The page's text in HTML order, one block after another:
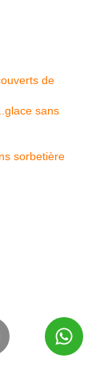
de
sans
sorbetière